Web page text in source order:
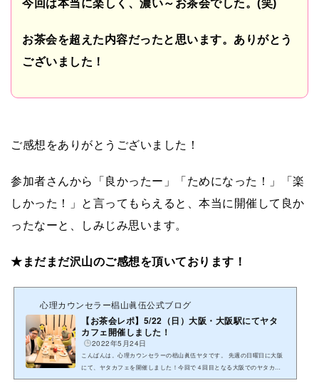
今回は本当に楽しく、濃い～お茶会でした。 (笑)
お茶会を超えた内容だったと思います。ありがとう
ございました！
ご感想をありがとうございました！
参加者さんから「良かったー」「ためになった！」「楽
しかった！」と言ってもらえると、本当に開催して良か
ったなーと、しみじみ思います。
★まだまだ沢山のご感想を頂いております！
心理カウンセラー椙山眞伍公式ブログ
【お茶会レポ】5/22（日）大阪・大阪駅にてヤタ
カフェ開催しました！
2022年5月24日
こんばんは。心理カウンセラーの椙山眞伍ヤタです。 先週の日曜日に大阪
にて、ヤタカフェを開催しました！今回で４回目となる大阪でのヤタカフ
ェ。毎回、先行予約で満席となってしまい、一般申込みのできな...